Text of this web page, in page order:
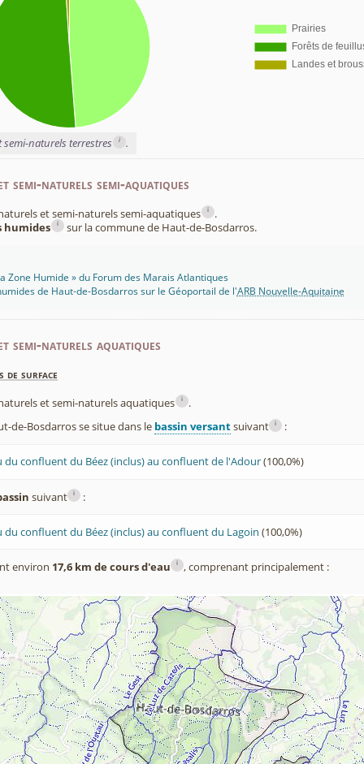
semi-naturels terrestres i .
naturels semi-aquatiques
et semi-naturels semi-aquatiques i
.
humides
i sur la commune de Haut-de-Bosdarros.
Zone Humide » du Forum des Marais Atlantiques
de Haut-de-Bosdarros sur le Géoportail de l'ARB Nouvelle-Aquitaine
semi-naturels aquatiques
de surface
et semi-naturels aquatiques i
.
de-Bosdarros se situe dans le bassin versantsuivant i :
du confluent du Béez (inclus) au confluent de l'Adour(100,0%)
suivant i :
du confluent du Béez (inclus) au confluent du Lagoin (100,0%)
environ 17,6 km de cours d'eau i , comprenant principalement :